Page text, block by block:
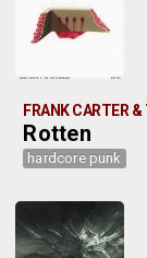
FRANK CARTER
Rotten
hardcore punk